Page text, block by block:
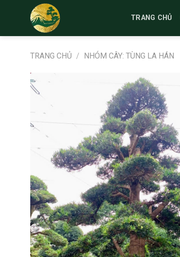
TRANG CHỦ
TRANG CHỦ / NHÓM CÂY: TÙNG LA HÁN